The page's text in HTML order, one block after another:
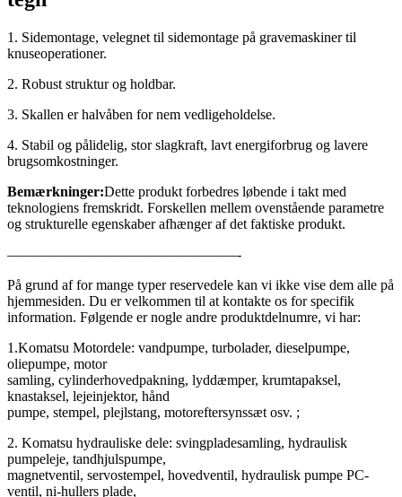
1. Sidemontage, velegnet til sidemontage på gravemaskiner til
knuseoperationer.
2. Robust struktur og holdbar.
3. Skallen er halvåben for nem vedligeholdelse.
4. Stabil og pålidelig, stor slagkraft, lavt energiforbrug og lavere
brugsomkostninger.
Bemærkninger:Dette produkt forbedres løbende i takt med
teknologiens fremskridt. Forskellen mellem ovenstående parametre
og strukturelle egenskaber afhænger af det faktiske produkt.
————————————————-
På grund af for mange typer reservedele kan vi ikke vise dem alle på
hjemmesiden. Du er velkommen til at kontakte os for specifik
information. Følgende er nogle andre produktdelnumre, vi har:
1.Komatsu Motordele: vandpumpe, turbolader, dieselpumpe,
oliepumpe, motor
samling, cylinderhovedpakning, lyddæmper, krumtapaksel,
knastaksel, lejeinjektor, hånd
pumpe, stempel, plejlstang, motoreftersynssæt osv. ;
2. Komatsu hydrauliske dele: svingpladesamling, hydraulisk
pumpeleje, tandhjulspumpe,
magnetventil, servostempel, hovedventil, hydraulisk pumpe PC-
ventil, ni-hullers plade,